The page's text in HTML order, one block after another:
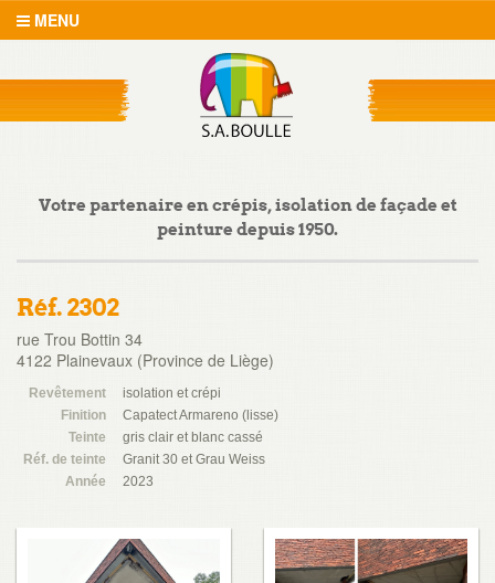
MENU
Votre partenaire en crépis, isolation de façade et
peinture depuis 1950.
Réf. 2302
rue Trou Bottin 34
4122 Plainevaux (Province de Liège)
Revêtement
isolation et crépi
Finition
Capatect Armareno (lisse)
Teinte
gris clair et blanc cassé
Réf. de teinte
Granit 30 et Grau Weiss
Année
2023